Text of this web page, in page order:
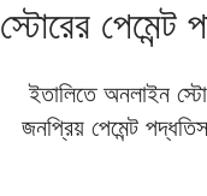
স্টোরের পেমেন্ট
ইতালিতে অনলাইন স্টোরের জন্য সবচেয়ে
জনপ্রিয় পেমেন্ট